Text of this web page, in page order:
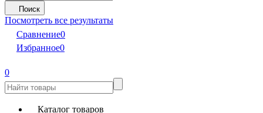
Поиск
Посмотреть все результаты
Сравнение0
Избранное0
0
Каталог товаров